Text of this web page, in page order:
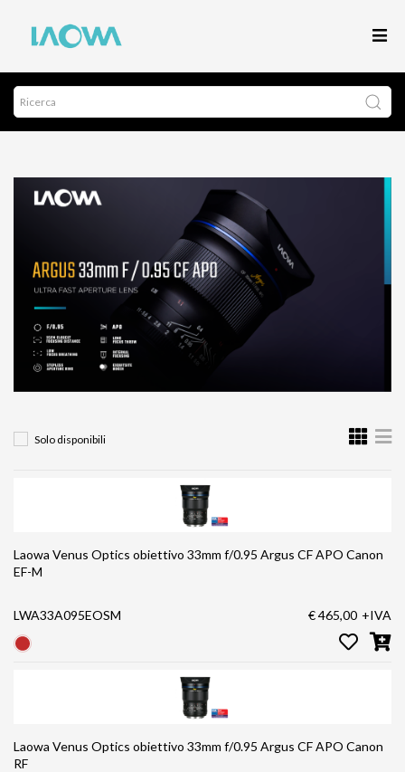
Solo disponibili
Laowa Venus Optics obiettivo 33mm f/0.95 Argus CF APO Canon
EF-M
LWA33A095EOSM € 465,00 +IVA
Laowa Venus Optics obiettivo 33mm f/0.95 Argus CF APO Canon
RF